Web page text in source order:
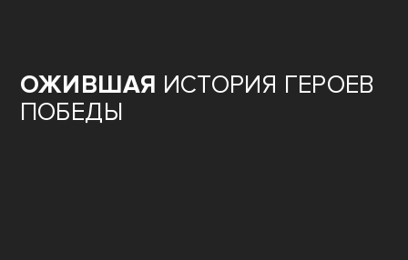
ОЖИВШАЯ ИСТОРИЯ ГЕРОЕВ
ПОБЕДЫ